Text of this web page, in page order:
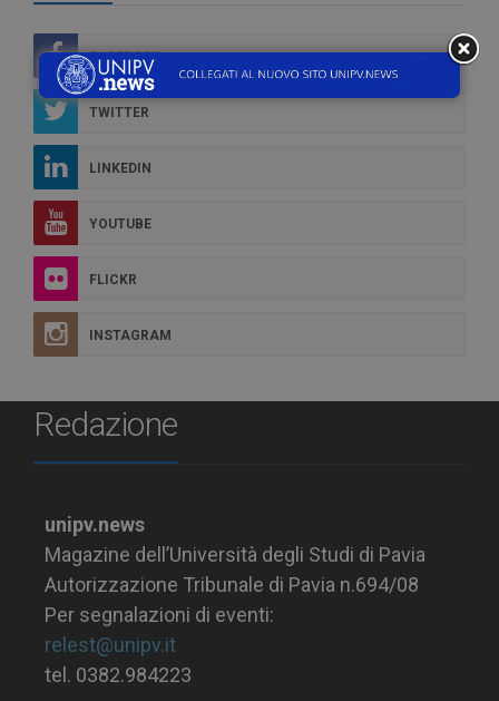
FACEBOOK
TWITTER
LINKEDIN
YOUTUBE
FLICKR
INSTAGRAM
Redazione
unipv.news
Magazine dell’Università degli Studi di Pavia
Autorizzazione Tribunale di Pavia n.694/08
Per segnalazioni di eventi:
relest@unipv.it
tel. 0382.984223